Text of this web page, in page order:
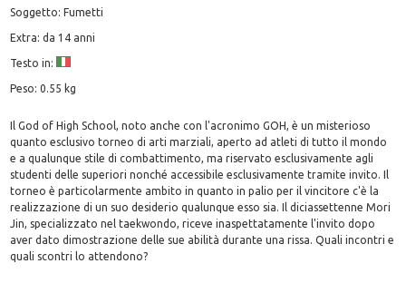
Soggetto: Fumetti
Extra: da 14 anni
Testo in:
Peso: 0.55 kg
Il God of High School, noto anche con l'acronimo GOH, è un misterioso
quanto esclusivo torneo di arti marziali, aperto ad atleti di tutto il mondo
e a qualunque stile di combattimento, ma riservato esclusivamente agli
studenti delle superiori nonché accessibile esclusivamente tramite invito. Il
torneo è particolarmente ambito in quanto in palio per il vincitore c'è la
realizzazione di un suo desiderio qualunque esso sia. Il diciassettenne Mori
Jin, specializzato nel taekwondo, riceve inaspettatamente l'invito dopo
aver dato dimostrazione delle sue abilità durante una rissa. Quali incontri e
quali scontri lo attendono?